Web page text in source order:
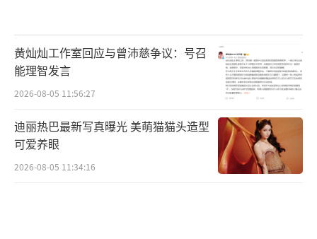
黄灿灿工作室回应与曾沛慈争议：号召
能理智发言
2026-08-05 11:56:27
迪丽热巴最新写真曝光 美萌猫猫头造型
可爱养眼
2026-08-05 11:34:16